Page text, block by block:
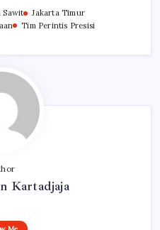
Sawit
Jakarta Timur
Tim Perintis Presisi
Kartadjaja